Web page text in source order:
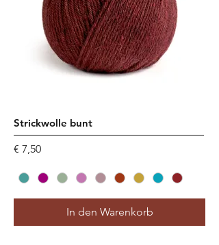
Strickwolle bunt
Preis
€ 7,50
In den Warenkorb